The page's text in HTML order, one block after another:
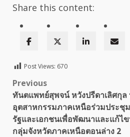
Share this content:
Post Views: 670
Post
navigation
Previous
ทันตแพทย์สุพจน์ หวังปรีดาเลิศกุล
อุตสาหกรรมภาคเหนือร่วมประ
รัฐและเอกชนเพื่อพัฒนาและแก้ไ
กลุ่มจังหวัดภาคเหนือตอนล่าง 2